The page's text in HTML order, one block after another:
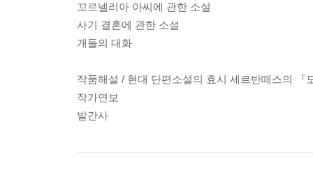
꼬르넬리아 아씨에 관한 소설
사기 결혼에 관한 소설
개들의 대화
작품해설 / 현대 단편소설의 효시 세르반떼스의 『
작가연보
발간사